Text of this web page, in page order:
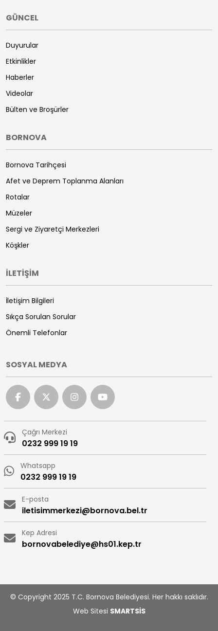
GÜNCEL
Duyurular
Etkinlikler
Haberler
Videolar
Bülten ve Broşürler
BORNOVA
Bornova Tarihçesi
Afet ve Deprem Toplanma Alanları
Rotalar
Müzeler
Sergi ve Ziyaretçi Merkezleri
Köşkler
İLETİŞİM
İletişim Bilgileri
Sıkça Sorulan Sorular
Önemli Telefonlar
SOSYAL MEDYA
Çağrı Merkezi
0232 999 19 19
Whatsapp
0232 999 19 19
E-posta
iletisimmerkezi@bornova.bel.tr
Kep Adresi
bornovabelediye@hs01.kep.tr
© Copyright 2025 T.C. Bornova Belediyesi. Her hakkı saklıdır.
Web Sitesi SMARTSİS